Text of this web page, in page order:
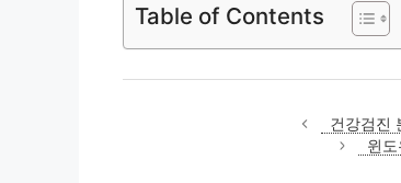
Table of Contents
건강검진
윈